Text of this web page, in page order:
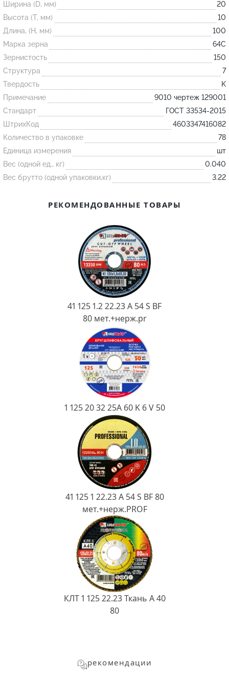
Огнеупорные
изделия
Скачать каталог
Тигель
Муфель
Черпак
Шербер
Трубка
Стержень
Пробка
Лодочка
Ковш разливочный
Огнеупорная SiC смесь
Ширина (D, мм)
20
Высота (T, мм)
10
Длина, (H, мм)
100
Марка зерна
64С
Зернистость
150
Структура
7
Твердость
K
Примечание
9010 чертеж 129001
Стандарт
ГОСТ 33534-2015
ШтрихКод
4603347416082
Количество в упаковке
78
Единица измерения
шт
Вес (одной ед., кг)
0.040
Вес брутто (одной упаковки,кг)
3.22
РЕКОМЕНДОВАННЫЕ ТОВАРЫ
41 125 1.2 22.23 A 54 S BF
80 мет.+нерж.pr
1 125 20 32 25А 60 K 6 V 50
41 125 1 22.23 A 54 S BF 80
мет.+нерж.PROF
КЛТ 1 125 22.23 Ткань A 40
80
рекомендации